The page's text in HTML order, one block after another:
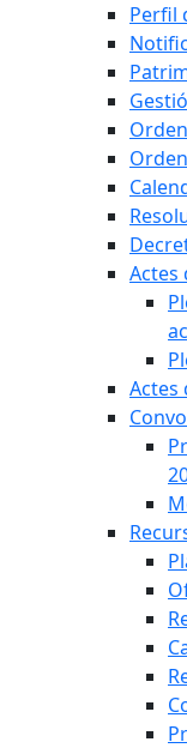
Perfil
Actes
Actes